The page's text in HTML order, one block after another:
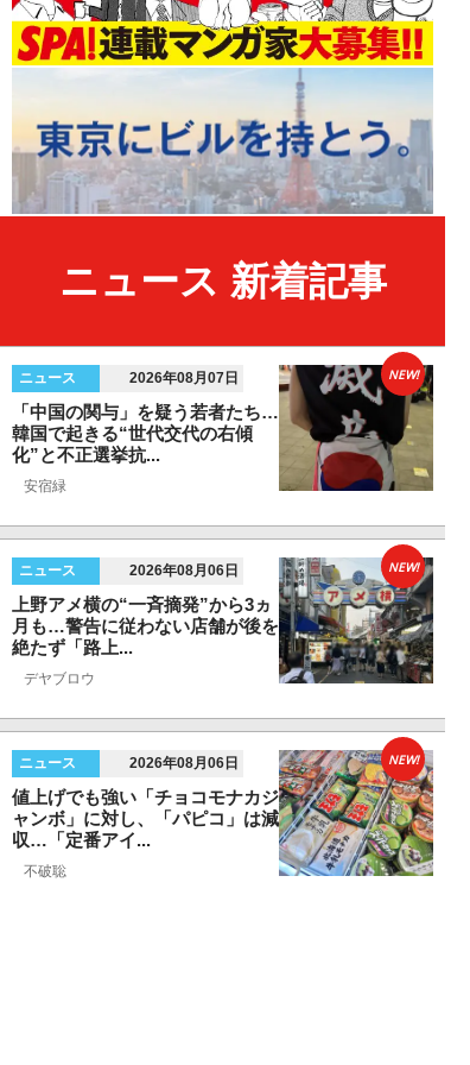
ニュース 新着記事
ニュース 2026年08月07日
「中国の関与」を疑う若者たち…
韓国で起きる“世代交代の右傾
化”と不正選挙抗...
安宿緑
NEW!
ニュース 2026年08月06日
上野アメ横の“一斉摘発”から3ヵ
月も…警告に従わない店舗が後を
絶たず「路上...
デヤブロウ
NEW!
ニュース 2026年08月06日
値上げでも強い「チョコモナカジ
ャンボ」に対し、「パピコ」は減
収…「定番アイ...
不破聡
NEW!